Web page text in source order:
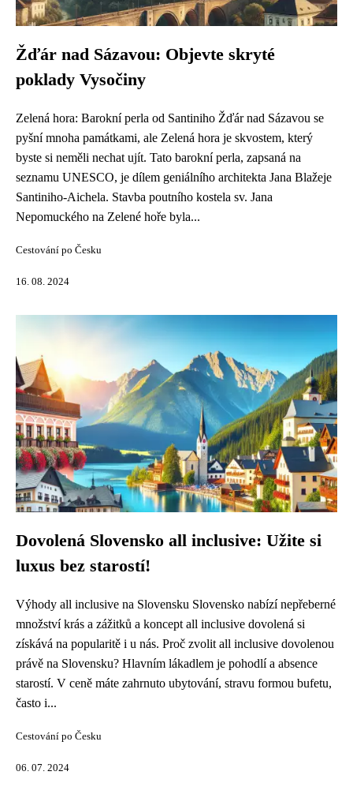
Žďár nad Sázavou: Objevte skryté
poklady Vysočiny
Zelená hora: Barokní perla od Santiniho Žďár nad Sázavou se
pyšní mnoha památkami, ale Zelená hora je skvostem, který
byste si neměli nechat ujít. Tato barokní perla, zapsaná na
seznamu UNESCO, je dílem geniálního architekta Jana Blažeje
Santiniho-Aichela. Stavba poutního kostela sv. Jana
Nepomuckého na Zelené hoře byla...
Cestování po Česku
16. 08. 2024
Dovolená Slovensko all inclusive: Užite si
luxus bez starostí!
Výhody all inclusive na Slovensku Slovensko nabízí nepřeberné
množství krás a zážitků a koncept all inclusive dovolená si
získává na popularitě i u nás. Proč zvolit all inclusive dovolenou
právě na Slovensku? Hlavním lákadlem je pohodlí a absence
starostí. V ceně máte zahrnuto ubytování, stravu formou bufetu,
často i...
Cestování po Česku
06. 07. 2024